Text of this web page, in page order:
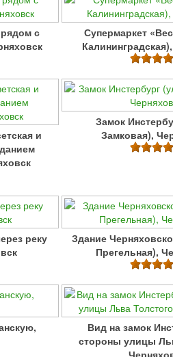
с
Супермаркет
и
Замок
Замковая),
реку
Здание
Прегельная),
Вид на замок
стороны улицы